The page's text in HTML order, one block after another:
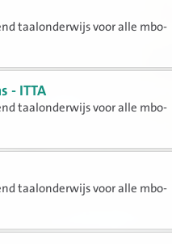
taalonderwijs voor alle mbo-
- ITTA
taalonderwijs voor alle mbo-
taalonderwijs voor alle mbo-